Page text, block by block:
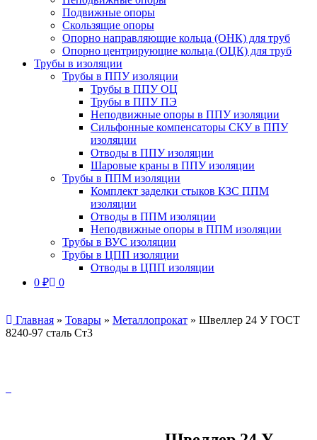
Подвижные опоры
Скользящие опоры
Опорно направляющие кольца (ОНК) для труб
Опорно центрирующие кольца (ОЦК) для труб
Трубы в изоляции
Трубы в ППУ изоляции
Трубы в ППУ ОЦ
Трубы в ППУ ПЭ
Неподвижные опоры в ППУ изоляции
Сильфонные компенсаторы СКУ в ППУ
изоляции
Отводы в ППУ изоляции
Шаровые краны в ППУ изоляции
Трубы в ППМ изоляции
Комплект заделки стыков КЗС ППМ
изоляции
Отводы в ППМ изоляции
Неподвижные опоры в ППМ изоляции
Трубы в ВУС изоляции
Трубы в ЦПП изоляции
Отводы в ЦПП изоляции
0 ₽ 0
Главная » Товары » Металлопрокат » Швеллер 24 У ГОСТ
8240-97 сталь Ст3